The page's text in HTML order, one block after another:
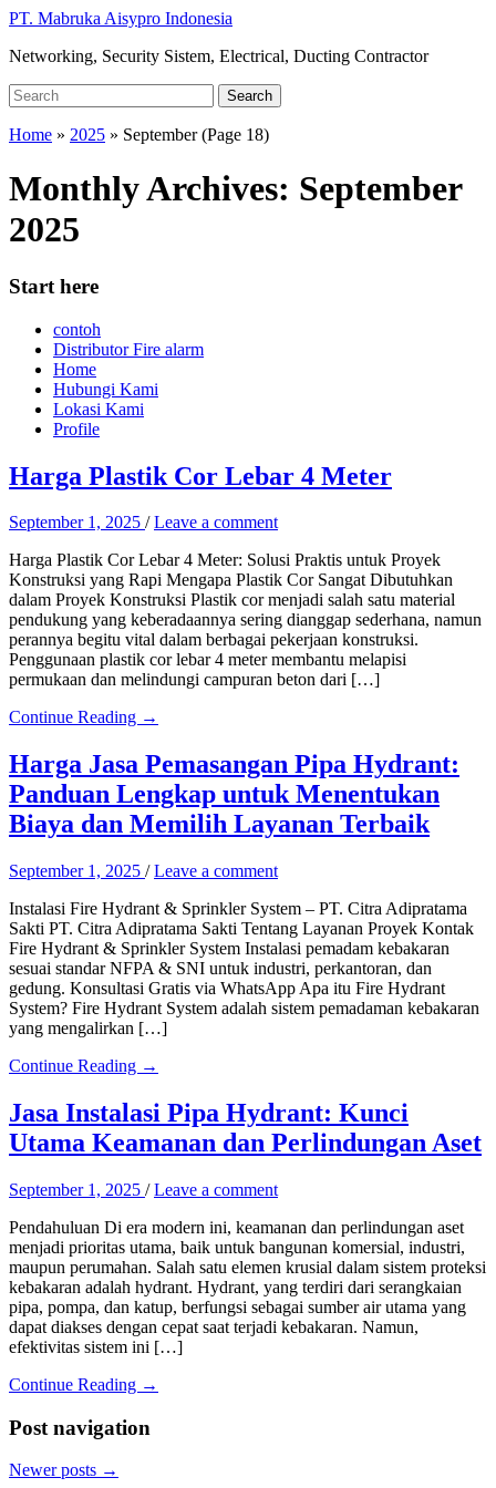
Skip
main
PT. Mabruka Aisypro Indonesia
Networking, Security Sistem, Electrical, Ducting Contractor
Search
for:
Search
Home » 2025 » September(Page 18)
Monthly Archives: September
2025
Start here
contoh
Distributor Fire alarm
Home
Hubungi Kami
Lokasi Kami
Profile
Harga Plastik Cor Lebar 4 Meter
September 1, 2025 /Leave a comment
Harga Plastik Cor Lebar 4 Meter: Solusi Praktis untuk Proyek
Konstruksi yang Rapi Mengapa Plastik Cor Sangat Dibutuhkan
dalam Proyek Konstruksi Plastik cor menjadi salah satu material
pendukung yang keberadaannya sering dianggap sederhana, namun
perannya begitu vital dalam berbagai pekerjaan konstruksi.
Penggunaan plastik cor lebar 4 meter membantu melapisi
permukaan dan melindungi campuran beton dari […]
Continue Reading →
Harga Jasa Pemasangan Pipa Hydrant:
Panduan Lengkap untuk Menentukan
Biaya dan Memilih Layanan Terbaik
September 1, 2025 /Leave a comment
Instalasi Fire Hydrant & Sprinkler System – PT. Citra Adipratama
Sakti PT. Citra Adipratama Sakti Tentang Layanan Proyek Kontak
Fire Hydrant & Sprinkler System Instalasi pemadam kebakaran
sesuai standar NFPA & SNI untuk industri, perkantoran, dan
gedung. Konsultasi Gratis via WhatsApp Apa itu Fire Hydrant
System? Fire Hydrant System adalah sistem pemadaman kebakaran
yang mengalirkan […]
Continue Reading →
Jasa Instalasi Pipa Hydrant: Kunci
Utama Keamanan dan Perlindungan Aset
September 1, 2025 /Leave a comment
Pendahuluan Di era modern ini, keamanan dan perlindungan aset
menjadi prioritas utama, baik untuk bangunan komersial, industri,
maupun perumahan. Salah satu elemen krusial dalam sistem proteksi
kebakaran adalah hydrant. Hydrant, yang terdiri dari serangkaian
pipa, pompa, dan katup, berfungsi sebagai sumber air utama yang
dapat diakses dengan cepat saat terjadi kebakaran. Namun,
efektivitas sistem ini […]
Continue Reading →
Post navigation
Newer posts →